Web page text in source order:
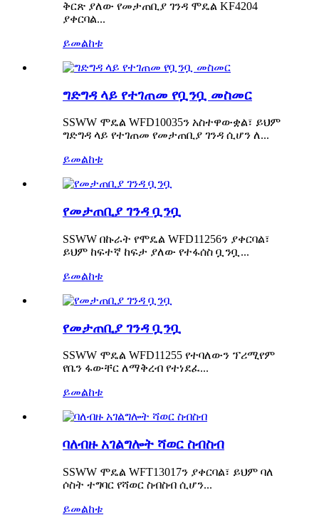
ቅርጽ ያለው የመታጠቢያ ገንዳ ሞዴል KF4204
ያቀርባል...
ይመልከቱ
ግድግዳ ላይ የተገጠመ የቧንቧ መስመር
SSWW ሞዴል WFD10035ን አስተዋውቋል፣ ይህም
ግድግዳ ላይ የተገጠመ የመታጠቢያ ገንዳ ሲሆን ለ...
ይመልከቱ
የመታጠቢያ ገንዳ ቧንቧ
SSWW በኩራት የሞዴል WFD11256ን ያቀርባል፣
ይህም ከፍተኛ ከፍታ ያለው የተፋሰስ ቧንቧ...
ይመልከቱ
የመታጠቢያ ገንዳ ቧንቧ
SSWW ሞዴል WFD11255 የተባለውን ፕሪሚየም
የቤን ፋውቸር ለማቅረብ የተነደፈ...
ይመልከቱ
ባለብዙ አገልግሎት ሻወር ስብስብ
SSWW ሞዴል WFT13017ን ያቀርባል፣ ይህም ባለ
ሶስት ተግባር የሻወር ስብስብ ሲሆን...
ይመልከቱ